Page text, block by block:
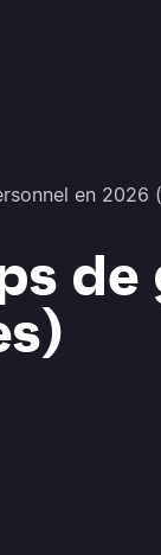
en 2026